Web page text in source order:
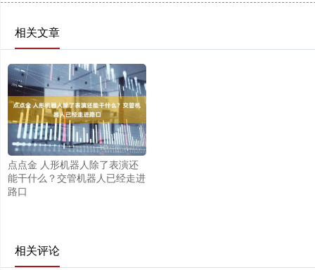
相关文章
点点金 人形机器人除了表演还
能干什么？交管机器人已经走进
路口
相关评论